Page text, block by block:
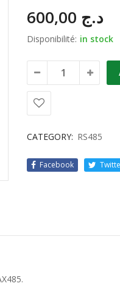
د.ج
Disponibilité: in stock
CATEGORY: RS485
Facebook